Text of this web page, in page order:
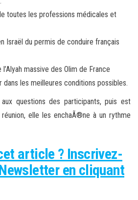
toutes les professions médicales et
Israël du permis de conduire français
massive des Olim de France
dans les meilleures conditions possibles.
questions des participants, puis est
elle les enchaÃ®ne à un rythme
article ? Inscrivez-
en cliquant